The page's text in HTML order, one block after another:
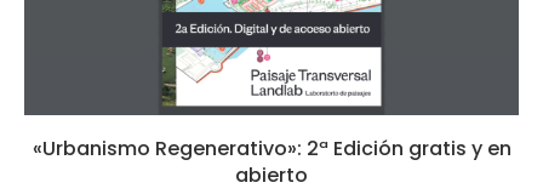
«Urbanismo Regenerativo»: 2ª Edición gratis y en
abierto